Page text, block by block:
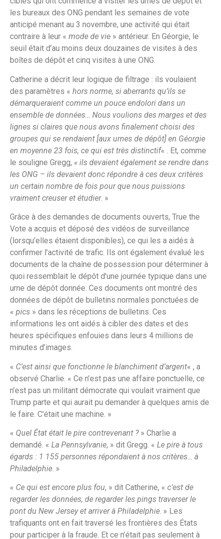
les bureaux des ONG pendant les semaines de vote
anticipé menant au 3 novembre, une activité qui était
contraire à leur « mode de vie » antérieur. En Géorgie, le
seuil était d’au moins deux douzaines de visites à des
boîtes de dépôt et cinq visites à une ONG.
Catherine a décrit leur logique de filtrage : ils voulaient
des paramètres « hors norme, si aberrants qu’ils se
démarqueraient comme un pouce endolori dans un
ensemble de données… Nous voulions des marges et des
lignes si claires que nous avons finalement choisi des
groupes qui se rendaient [aux urnes de dépôt] en Géorgie
en moyenne 23 fois, ce qui est très distinctif« . Et, comme
le souligne Gregg, « ils devaient également se rendre dans
les ONG – ils devaient donc répondre à ces deux critères
un certain nombre de fois pour que nous puissions
vraiment creuser et étudier. »
Grâce à des demandes de documents ouverts, True the
Vote a acquis et déposé des vidéos de surveillance
(lorsqu’elles étaient disponibles), ce qui les a aidés à
confirmer l’activité de trafic. Ils ont également évalué les
documents de la chaîne de possession pour déterminer à
quoi ressemblait le dépôt d’une journée typique dans une
urne de dépôt donnée. Ces documents ont montré des
données de dépôt de bulletins normales ponctuées de
« pics » dans les réceptions de bulletins. Ces
informations les ont aidés à cibler des dates et des
heures spécifiques enfouies dans leurs 4 millions de
minutes d’images.
« C’est ainsi que fonctionne le blanchiment d’argent« , a
observé Charlie. « Ce n’est pas une affaire ponctuelle, ce
n’est pas un militant démocrate qui voulait vraiment que
Trump parte et qui aurait pu demander à quelques amis de
le faire. C’était une machine. »
« Quel État était le pire contrevenant ?» Charlie a
demandé. « La Pennsylvanie, » dit Gregg. « Le pire à tous
égards : 1 155 personnes répondaient à nos critères… à
Philadelphie. »
« Ce qui est encore plus fou, » dit Catherine, « c’est de
regarder les données, de regarder les pings traverser le
pont du New Jersey et arriver à Philadelphie. » Les
trafiquants ont en fait traversé les frontières des États
pour participer à la fraude. Et ce n’était pas seulement à